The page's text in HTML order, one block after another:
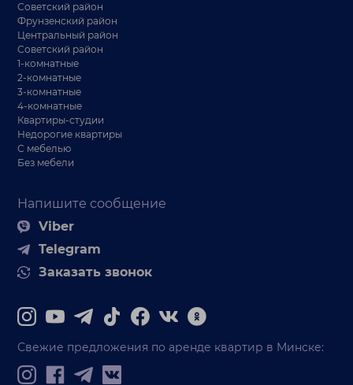
Напишите сообщение
Viber
Telegram
Заказать звонок
Советский район
Фрунзенский район
Центральный район
Советский район
1-комнатные
2-комнатные
3-комнатные
4-комнатные
Квартиры-студии
Недорогие квартиры
С мебелью
Без мебели
Свежие предложения по аренде квартир в Минске: